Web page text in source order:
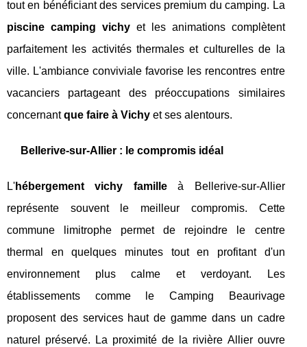
tout en bénéficiant des services premium du camping. La
piscine camping vichyet les animations complètent
parfaitement les activités thermales et culturelles de la
ville. L'ambiance conviviale favorise les rencontres entre
vacanciers partageant des préoccupations similaires
concernantque faire à Vichy et ses alentours.
Bellerive-sur-Allier : le compromis idéal
L'hébergement vichy familleà Bellerive-sur-Allier
représente souvent le meilleur compromis. Cette
commune limitrophe permet de rejoindre le centre
thermal en quelques minutes tout en profitant d'un
environnement plus calme et verdoyant. Les
établissements comme le Camping Beaurivage
proposent des services haut de gamme dans un cadre
naturel préservé. La proximité de la rivière Allier ouvre